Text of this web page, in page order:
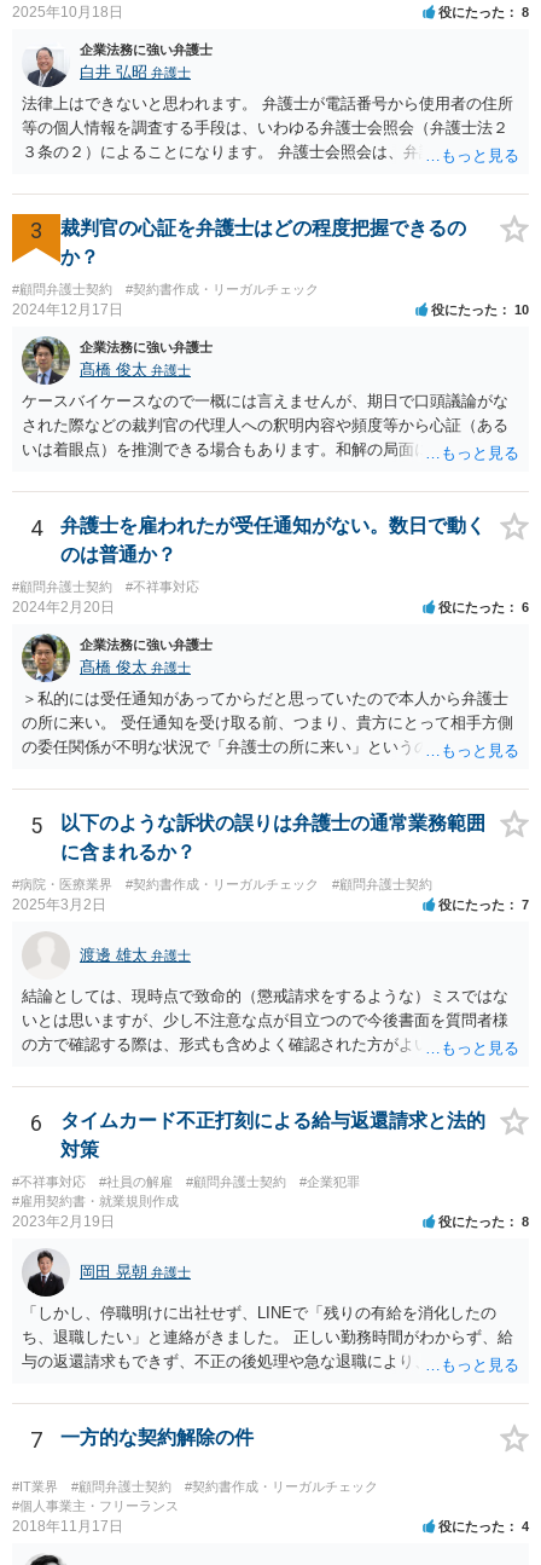
2025年10月18日 役にたった 8
企業法務に強い弁護士
白井 弘昭 弁護士
法律上はできないと思われます。 弁護士が電話番号から使用者の住所
等の個人情報を調査する手段は、いわゆる弁護士会照会（弁護士法２
３条の２）によることになります。 弁護士会照会は、弁護士が事件を
して質問をしてもらう制度で、弁護士会担当委員が当該質問が適正か
どうか、質問をして回答を得られる可能性があるか、などを吟味した
上で、弁護士会名で質問をする制度です。 ですので、照会先もある程
度安心して個人情報を開示しますし、もちろん、断られる場合もあり
ます。 一般的には、弁護士が依頼を受けて事件を調査する過程で用い
られるものですが、法律上、「弁護士は、受任している事件につい
て、」と定められていますので、個人の事件（受任していない）はこ
の要件に当てはまらないことになります。 以上、ご参考まで。
3
裁判官の心証を弁護士はどの程度把握できるの
か？
#顧問弁護士契約 #契約書作成・リーガルチェック
2024年12月17日 役にたった 10
企業法務に強い弁護士
髙橋 俊太 弁護士
ケースバイケースなので一概には言えませんが、期日で口頭議論がな
された際などの裁判官の代理人への釈明内容や頻度等から心証（ある
いは着眼点）を推測できる場合もあります。和解の局面になり、代理
れることもあります。
4
弁護士を雇われたが受任通知がない。数日で動く
のは普通か？
#顧問弁護士契約 #不祥事対応
2024年2月20日 役にたった 6
企業法務に強い弁護士
髙橋 俊太 弁護士
＞私的には受任通知があってからだと思っていたので本人から弁護士
の所に来い。 受任通知を受け取る前、つまり、貴方にとって相手方側
の委任関係が不明な状況で「弁護士の所に来い」というのは、さすが
絡がきますよね？ 通常はそのような初動となります。
5
以下のような訴状の誤りは弁護士の通常業務範囲
に含まれるか？
#病院・医療業界 #契約書作成・リーガルチェック #顧問弁護士契約
2025年3月2日 役にたった 7
渡邊 雄太 弁護士
結論としては、現時点で致命的（懲戒請求をするような）ミスではな
いとは思いますが、少し不注意な点が目立つので今後書面を質問者様
の方で確認する際は、形式も含めよく確認された方がよいと思われま
正 →のぞましくはないですが、時たまあるものと存じます。 通常は、
弁護士が起案 Ⅰ依頼者に内容の確認 Ⅱ弁護士が誤字脱字等を確認 Ⅲ
念のため事務員が確認 Ⅳ提出 の流れになりますので、どこかの段階で
気が付くことが多いです。仮処分等緊急性が高い案件では提出時に裁
判所窓口で修正して受理してもらうということはありますので、その
場合は責められない部分もあるかと思います。 ②証拠である薬品名を
うね。よくわからないならば弁護士としては依頼者にこちらの薬品で
よいですかと聞くべきではあると思います。他のミスに比してこれは
内容に関するミスなので、今後はよく確認いただいた方がよいと思い
ます。 ③証拠のナンバーが入らないまま甲号証のハンコが押されたま
まになっている →形式ミスですね。不注意ですが、訴訟の勝敗に直結
ショットの証拠が縦長や横長に印刷され、文字が間延びしている(読め
ないことはない) →こちらも③と同様であると思います。 以上のとお
り、①～④も訴訟の勝敗に直結するものではないと思われますので、
致命的なミスではないと思います。 もっとも、形式面も仕事の完成物
として当然確認すべきでありますので、今後は気を付けるように弁護
士にお伝えいただいてもよいと思います。
6
タイムカード不正打刻による給与返還請求と法的
対策
#不祥事対応 #社員の解雇 #顧問弁護士契約
#企業犯罪
#雇用契約書・就業規則作成
2023年2月19日 役にたった 8
岡田 晃朝 弁護士
「しかし、停職明けに出社せず、LINEで「残りの有給を消化したの
ち、退職したい」と連絡がきました。 正しい勤務時間がわからず、給
与の返還請求もできず、不正の後処理や急な退職により、社や他のス
状況です。」 大変悪質ですね。打刻場所のデータと、これまでのタイ
ムカードの虚偽を確認し、突き付けて責任を問題にすることになるで
しょう。 詐欺もありうるでしょうね。 「正しい時間がわからないとい
うタイムカード不正打刻による返還請求はどのようにおこなえばよい
でしょうか？」 想定できる虚偽を前提に、相手と協議して詰めればよ
いかと思います。 確実な記録があれば、それによるのがよいですが、
すべては不可能でしょうので。 相手の言動には早急には返事をせずに
7 一方的な契約解除の件
#IT業界 #顧問弁護士契約
#契約書作成・リーガルチェック
#個人事業主・フリーランス
2018年11月17日 役にたった 4